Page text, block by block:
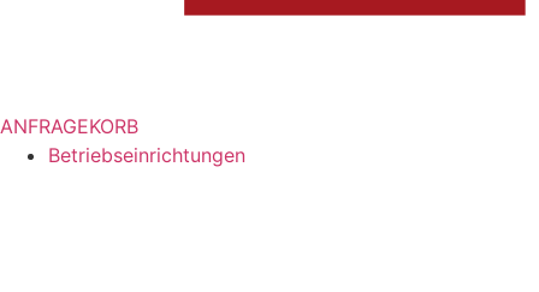
ANFRAGEKORB
Betriebseinrichtungen